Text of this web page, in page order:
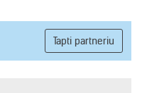
Tapti partneriu